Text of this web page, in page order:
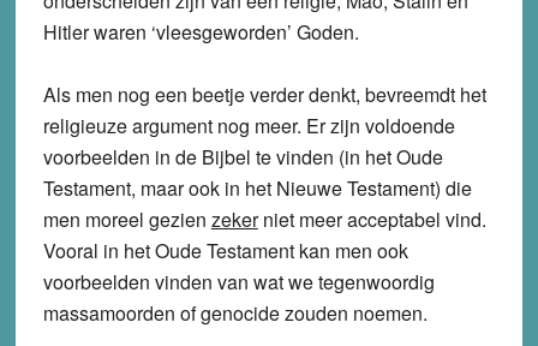
Hitler waren ‘vleesgeworden’ Goden.
Als men nog een beetje verder denkt, bevreemdt het
religieuze argument nog meer. Er zijn voldoende
voorbeelden in de Bijbel te vinden (in het Oude
Testament, maar ook in het Nieuwe Testament) die
men moreel gezien zekerniet meer acceptabel vind.
Vooral in het Oude Testament kan men ook
voorbeelden vinden van wat we tegenwoordig
massamoorden of genocide zouden noemen.